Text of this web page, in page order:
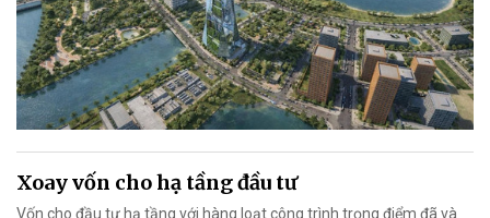
Xoay vốn cho hạ tầng đầu tư
Vốn cho đầu tư hạ tầng với hàng loạt công trình trọng điểm đã và